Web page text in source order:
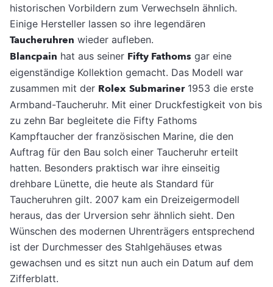
historischen Vorbildern zum Verwechseln ähnlich.
Einige Hersteller lassen so ihre legendären
Taucheruhren wieder aufleben.
Blancpain hat aus seiner Fifty Fathoms gar eine
eigenständige Kollektion gemacht. Das Modell war
zusammen mit der Rolex Submariner1953 die erste
Armband-Taucheruhr. Mit einer Druckfestigkeit von bis
zu zehn Bar begleitete die Fifty Fathoms
Kampftaucher der französischen Marine, die den
Auftrag für den Bau solch einer Taucheruhr erteilt
hatten. Besonders praktisch war ihre einseitig
drehbare Lünette, die heute als Standard für
Taucheruhren gilt. 2007 kam ein Dreizeigermodell
heraus, das der Urversion sehr ähnlich sieht. Den
Wünschen des modernen Uhrenträgers entsprechend
ist der Durchmesser des Stahlgehäuses etwas
gewachsen und es sitzt nun auch ein Datum auf dem
Zifferblatt.